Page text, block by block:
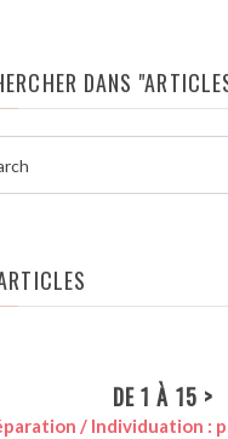
DANS
DE 1 À 15 >
/ Individuation :